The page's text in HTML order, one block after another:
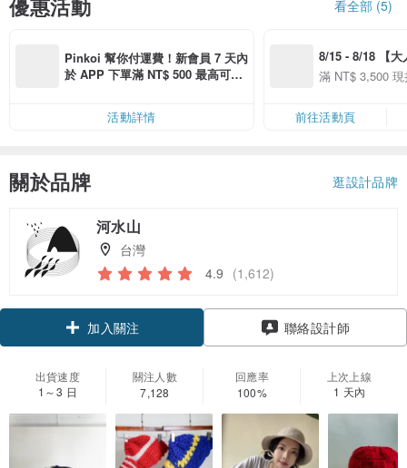
優惠活動 看全部 (5)
Pinkoi 幫你付運費！新會員 7 天內
於 APP 下單滿 NT$ 500 最高可折
活動詳情
8/15 - 8/18 【大
季】滿
滿 NT$ 3,500
前往活動頁
關於品牌 逛設計品牌
河水山
台灣
4.9 (1,612)
加入關注 聯絡設計師
出貨速度
1～3 日
關注人數
7,128
回應率
100%
上次上線
1 天內